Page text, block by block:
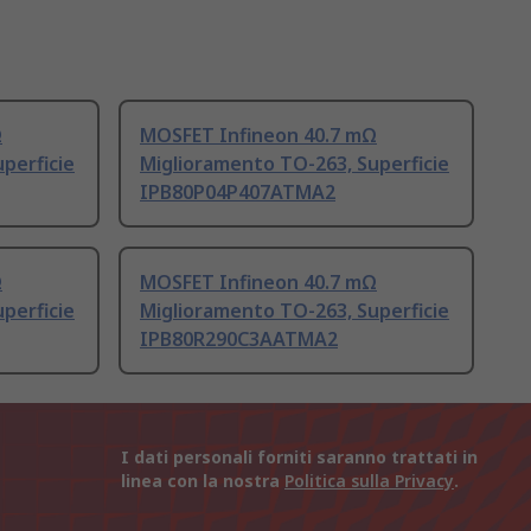
MOSFET Infineon 40.7 mΩ
Miglioramento TO-263, Superficie
IPB80P04P407ATMA2
MOSFET Infineon 40.7 mΩ
Miglioramento TO-263, Superficie
IPB80R290C3AATMA2
I dati personali forniti saranno trattati in
linea con la nostra Politica sulla Privacy.